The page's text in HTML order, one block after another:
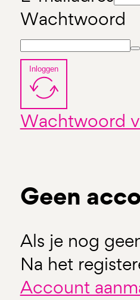
Wachtwoord
Inloggen
Wachtwoord
Geen
Als je nog
Na het
Account